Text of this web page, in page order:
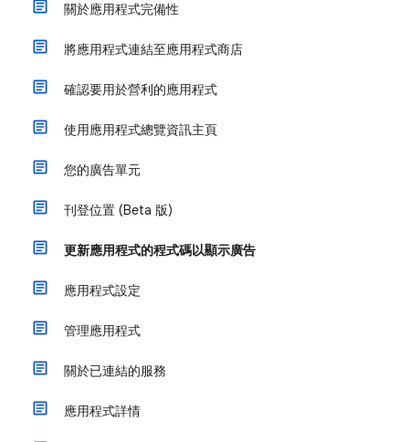
關於應用程式完備性
將應用程式連結至應用程式商店
確認要用於營利的應用程式
使用應用程式總覽資訊主頁
您的廣告單元
刊登位置 (Beta 版)
更新應用程式的程式碼以顯示廣告
應用程式設定
管理應用程式
關於已連結的服務
應用程式詳情